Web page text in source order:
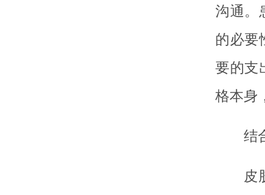
沟通。
的必要
要的支
格本身
结
皮